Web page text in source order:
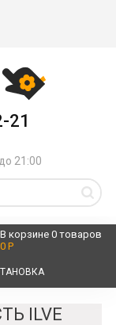
21
21:00
В корзине 0 товаров
0 Р
ILVE